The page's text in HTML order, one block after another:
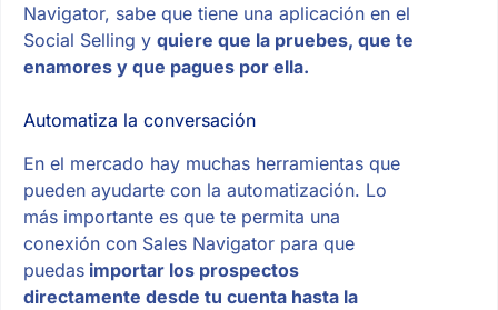
Navigator, sabe que tiene una aplicación en el
Social Selling y quiere que la pruebes, que te
enamores y que pagues por ella.
Automatiza la conversación
En el mercado hay muchas herramientas que
pueden ayudarte con la automatización. Lo
más importante es que te permita una
conexión con Sales Navigator para que
puedasimportar los prospectos
directamente desde tu cuenta hasta la